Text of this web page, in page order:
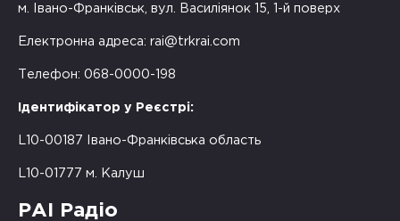
м. Івано-Франківськ, вул. Василіянок 15, 1-й поверх
Електронна адреса: rai@trkrai.com
Телефон: 068-0000-198
Ідентифікатор у Реєстрі:
L10-00187 Івано-Франківська область
L10-01777 м. Калуш
РАІ Радіо